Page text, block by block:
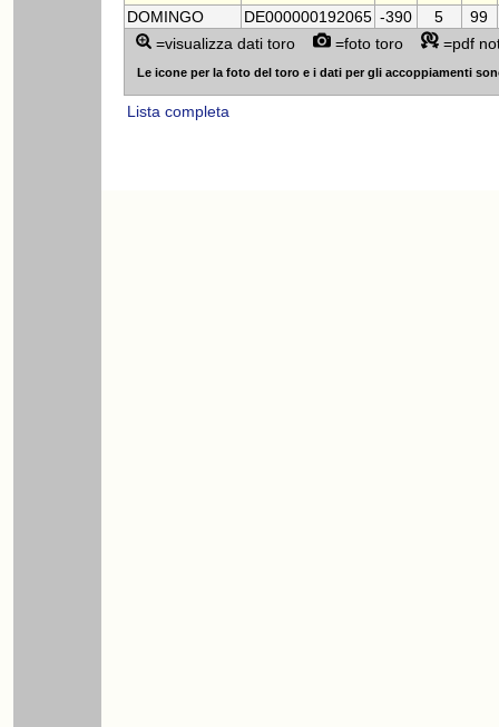
DOMINGO
DE000000192065 -390 5
99
=visualizza dati toro
=foto toro =pdf
Le icone per la foto del toro e i dati per gli accoppiamenti
Lista completa